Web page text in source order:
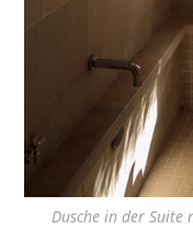
Dusche in der Suite